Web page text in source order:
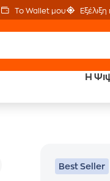
Το Wallet μου
Η
Best Seller